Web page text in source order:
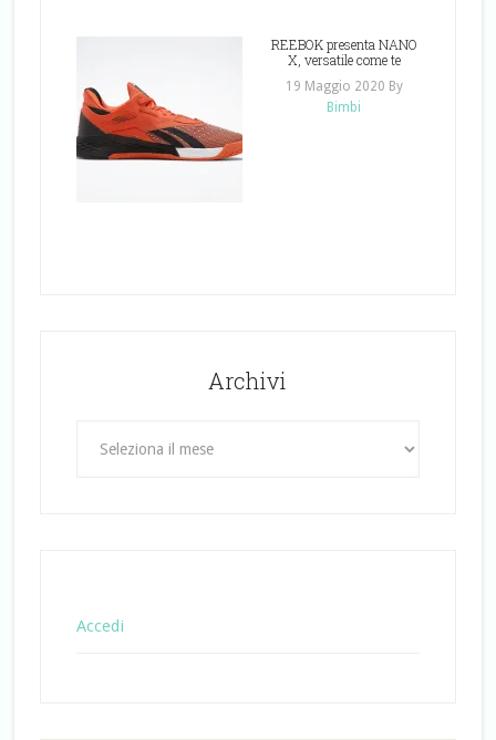
REEBOK presenta NANO
X, versatile come te
19 Maggio 2020 By
Bimbi
Archivi
Accedi